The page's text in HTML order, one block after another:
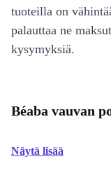
tuoteilla on
palauttaa ne
kysymyksiä.
Béaba vauvan
Näytä lisää